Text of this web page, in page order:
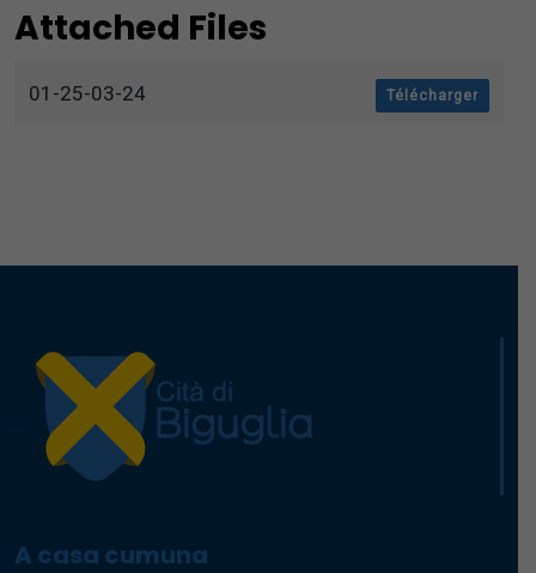
Attached Files
01-25-03-24 Télécharger
A casa cumuna